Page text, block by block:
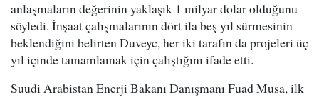
anlaşmaların değerinin yaklaşık 1 milyar dolar olduğunu
söyledi. İnşaat çalışmalarının dört ila beş yıl sürmesinin
beklendiğini belirten Duveyc, her iki tarafın da projeleri üç
yıl içinde tamamlamak için çalıştığını ifade etti.
Suudi Arabistan Enerji Bakanı Danışmanı Fuad Musa, ilk